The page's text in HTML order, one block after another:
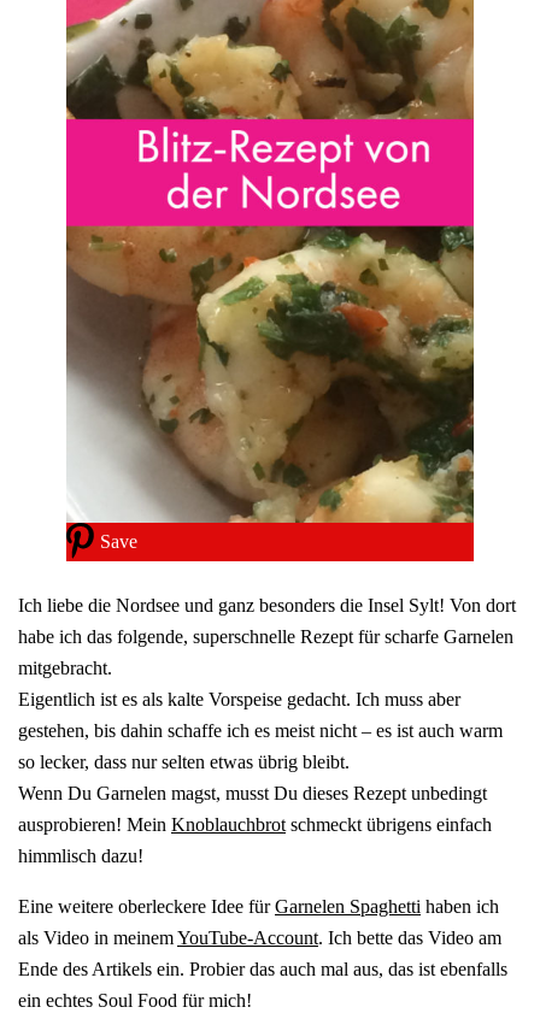
Save
Ich liebe die Nordsee und ganz besonders die Insel Sylt! Von dort
habe ich das folgende, superschnelle Rezept für scharfe Garnelen
mitgebracht.
Eigentlich ist es als kalte Vorspeise gedacht. Ich muss aber
gestehen, bis dahin schaffe ich es meist nicht – es ist auch warm
so lecker, dass nur selten etwas übrig bleibt.
Wenn Du Garnelen magst, musst Du dieses Rezept unbedingt
ausprobieren! Mein Knoblauchbrot schmeckt übrigens einfach
himmlisch dazu!
Eine weitere oberleckere Idee fürGarnelen Spaghetti haben ich
als Video in meinemYouTube-Account. Ich bette das Video am
Ende des Artikels ein. Probier das auch mal aus, das ist ebenfalls
ein echtes Soul Food für mich!